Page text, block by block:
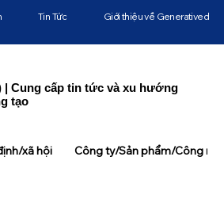
| Cung cấp tin tức và xu hướng
tạo
Tin Tức Giới thiệu về Generatived
xã hội Công ty/Sản phẩm/Công